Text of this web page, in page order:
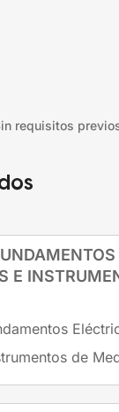
requisitos
E
de